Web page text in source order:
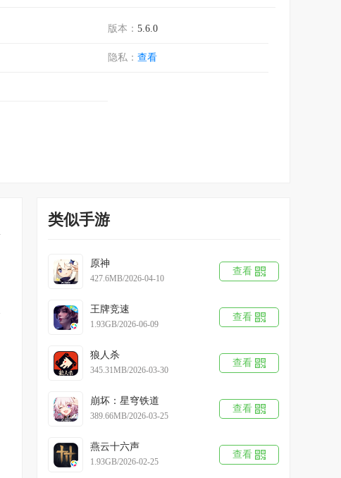
版本：5.6.0
隐私：查看
类似手游
原神
427.6MB/2026-04-10
查看
王牌竞速
1.93GB/2026-06-09
查看
狼人杀
345.31MB/2026-03-30
查看
崩坏：星穹铁道
389.66MB/2026-03-25
查看
燕云十六声
1.93GB/2026-02-25
查看